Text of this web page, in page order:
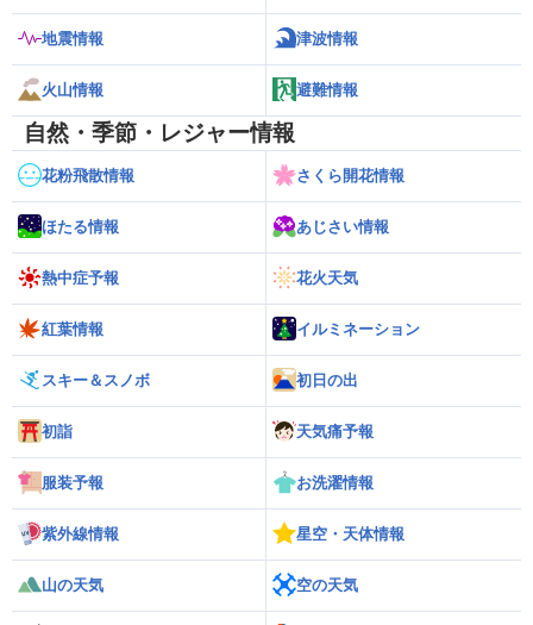
地震情報 津波情報
火山情報 避難情報
自然・季節・レジャー情報
花粉飛散情報 さくら開花情報
ほたる情報 あじさい情報
熱中症予報 花火天気
紅葉情報 イルミネーション
スキー＆スノボ 初日の出
初詣 天気痛予報
服装予報 お洗濯情報
紫外線情報 星空・天体情報
山の天気 空の天気